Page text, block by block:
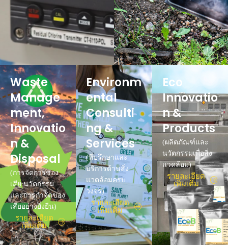
Waste
Manage
ment,
Innovatio
n &
Disposal
(การจัดการของ
เสีย นวัตกรรม
และการกำจัดของ
เสียอย่างยั่งยืน)
รายละเอียด
เพิ่มเติม
Environm
ental
Consulti
ng &
Services
(ที่ปรึกษาและ
บริการด้านสิ่ง
แวดล้อมครบ
วงจร)
รายละเอียด
เพิ่มเติม
Eco
Innovatio
n &
Products
(ผลิตภัณฑ์และ
นวัตกรรมเพื่อสิ่ง
แวดล้อม)
รายละเอียด
เพิ่มเติม